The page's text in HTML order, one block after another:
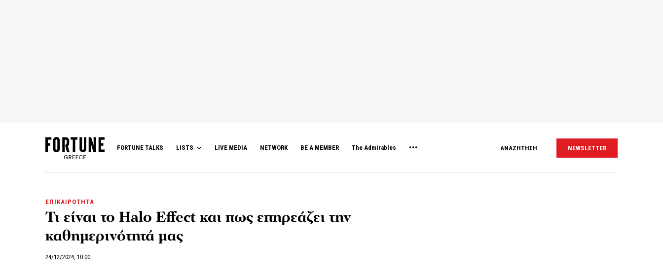
FORTUNE TALKS LISTS LIVE MEDIA NETWORK BE A MEMBER The Admirables ΑΝΑΖΗΤΗΣΗ NEWSLETTER
ΕΠΙΚΑΙΡΟΤΗΤΑ
Τι είναι το Halo Effect και πως επηρεάζει την
καθημερινότητά μας
24/12/2024, 10:00